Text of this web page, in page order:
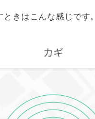
きはこんな感じです。